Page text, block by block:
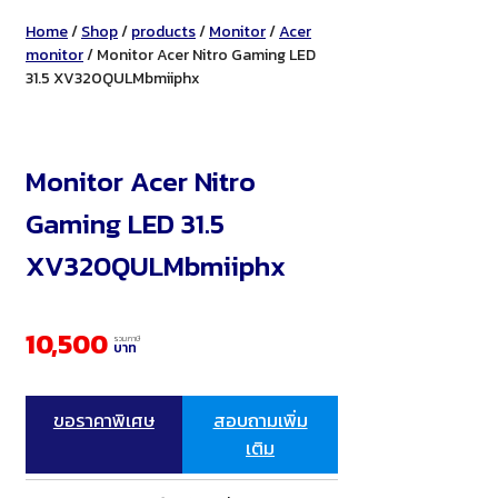
Home/Shop/products/Monitor/Acer
monitor/ Monitor Acer Nitro Gaming LED
31.5 XV320QULMbmiiphx
Monitor Acer Nitro
Gaming LED 31.5
XV320QULMbmiiphx
10,500 รวมภาษี
บาท
ขอราคาพิเศษ
สอบถามเพิ่ม
เติม